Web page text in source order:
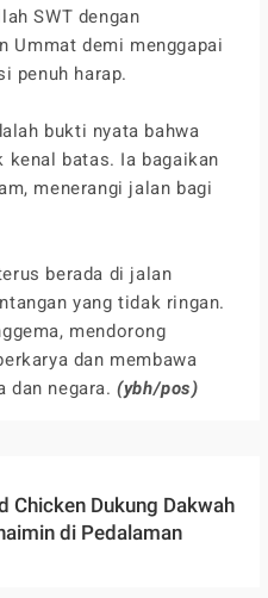
SWT dengan
Ummat demi menggapai
penuh harap.
bukti nyata bahwa
kenal batas. Ia bagaikan
menerangi jalan bagi
berada di jalan
yang tidak ringan.
mendorong
dan membawa
dan negara.(ybh/pos)
Chicken Dukung Dakwah
di Pedalaman